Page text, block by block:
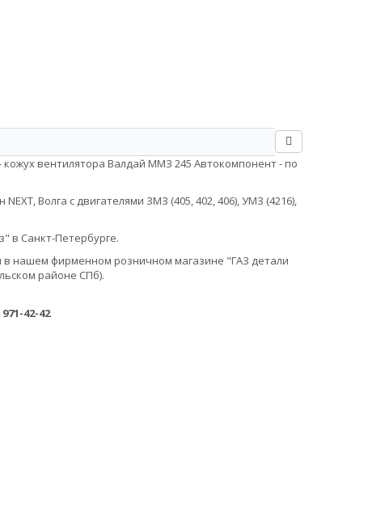
вентилятора Валдай ММЗ 245 Автокомпонент - по
Волга с двигателями ЗМЗ (405, 402, 406), УМЗ (4216),
в Санкт-Петербурге.
в нашем фирменном розничном магазине "ГАЗ детали
районе СПб).
42-42